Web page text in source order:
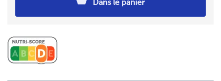
Dans le panier